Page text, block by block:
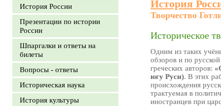
История России
Презентации по истории
России
Шпаргалки и ответы на
билеты
Вопросы - ответы
Историческая наука
История культуры
История
Творчество
Историческое
Одним из таких
обзоров и по
греческих авторов:
югу Руси). В этих
происхождения
трактуемая в
иностранцев при